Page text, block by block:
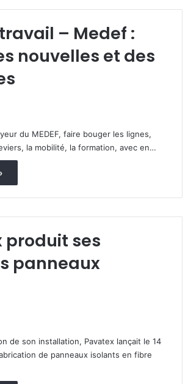
– Medef :
nouvelles et des
du MEDEF, faire bouger les lignes,
la mobilité, la formation, avec en…
produit ses
panneaux
de son installation, Pavatex lançait le 14
de panneaux isolants en fibre